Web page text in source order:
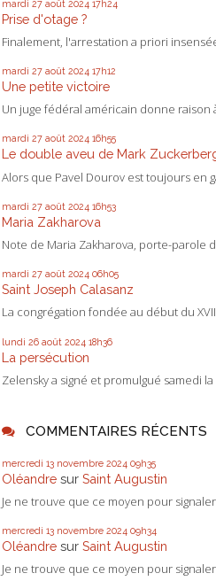
mardi 27 août 2024 17h24
Prise d'otage ?
Finalement, l'arrestation a priori
mardi 27 août 2024 17h12
Une petite victoire
Un juge fédéral américain donne raison
mardi 27 août 2024 16h55
Le double aveu de Mark
Alors que Pavel Dourov est toujours en
mardi 27 août 2024 16h53
Maria Zakharova
Note de Maria Zakharova, porte-parole
mardi 27 août 2024 06h05
Saint Joseph Calasanz
La congrégation fondée au début du
lundi 26 août 2024 18h36
La persécution
Zelensky a signé et promulgué samedi
COMMENTAIRES RÉCENTS
mercredi 13 novembre 2024 09h35
Oléandre sur Saint Augustin
Je ne trouve que ce moyen pour
mercredi 13 novembre 2024 09h34
Oléandre sur Saint Augustin
Je ne trouve que ce moyen pour